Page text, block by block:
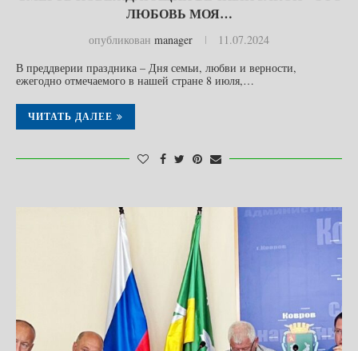
ЛЮБОВЬ МОЯ…
опубликован manager
11.07.2024
В преддверии праздника – Дня семьи, любви и верности,
ежегодно отмечаемого в нашей стране 8 июля,…
ЧИТАТЬ ДАЛЕЕ